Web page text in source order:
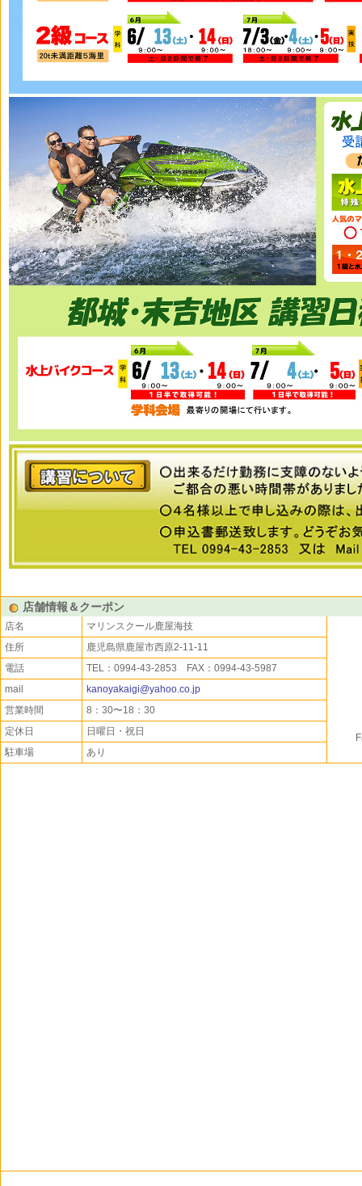
店舗情報＆クーポン
店名
マリンスクール鹿屋海技
住所
鹿児島県鹿屋市西原2-11-11
電話
TEL：0994-43-2853 FAX：0994-43-5987
mail
kanoyakaigi@yahoo.co.jp
営業時間
8：30〜18：30
定休日
日曜日・祝日
駐車場
あり